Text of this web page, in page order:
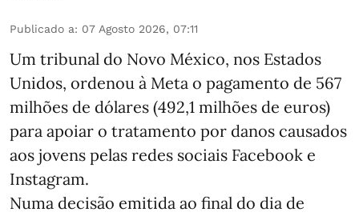
Publicado a: 07 Agosto 2026, 07:11
Um tribunal do Novo México, nos Estados
Unidos, ordenou à Meta o pagamento de 567
milhões de dólares (492,1 milhões de euros)
para apoiar o tratamento por danos causados
aos jovens pelas redes sociais Facebook e
Instagram.
Numa decisão emitida ao final do dia de